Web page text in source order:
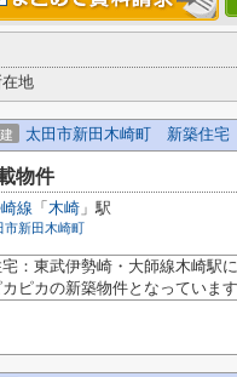
地
太田市新田木崎町 新築住宅
物件
線 「 木崎 」駅
市新田木崎町
：東武伊勢崎・大師線木崎駅
ピカの新築物件となっていま